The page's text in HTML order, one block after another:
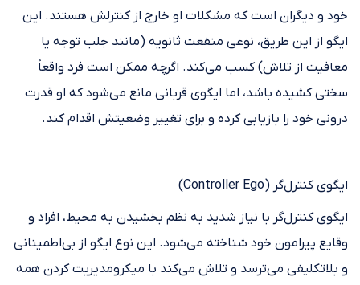
خود و دیگران است که مشکلات او خارج از کنترلش هستند. این
ایگو از این طریق، نوعی منفعت ثانویه (مانند جلب توجه یا
معافیت از تلاش) کسب می‌کند. اگرچه ممکن است فرد واقعاً
سختی کشیده باشد، اما ایگوی قربانی مانع می‌شود که او قدرت
درونی خود را بازیابی کرده و برای تغییر وضعیتش اقدام کند.
ایگوی کنترل‌گر (Controller Ego)
ایگوی کنترل‌گر با نیاز شدید به نظم بخشیدن به محیط، افراد و
وقایع پیرامون خود شناخته می‌شود. این نوع ایگو از بی‌اطمینانی
و بلاتکلیفی می‌ترسد و تلاش می‌کند با میکرومدیریت کردن همه